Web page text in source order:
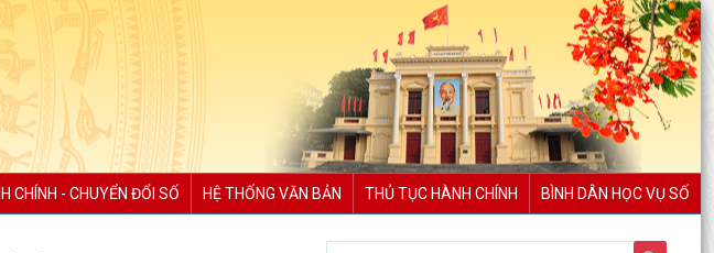
CHÍNH - CHUYỂN ĐỔI SỐ HỆ THỐNG VĂN BẢN THỦ TỤC HÀNH CHÍNH BÌNH DÂN HỌC VỤ SỐ